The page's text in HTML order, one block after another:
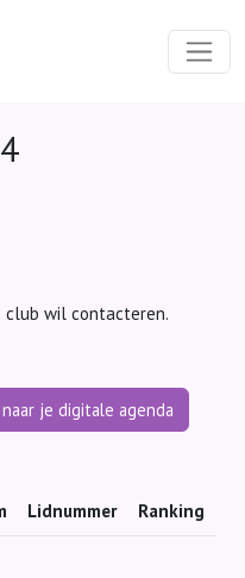
club wil contacteren.
je digitale agenda
Lidnummer Ranking